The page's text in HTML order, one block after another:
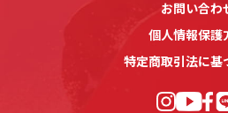
お問い合わ
個人情報保護
特定商取引法に基